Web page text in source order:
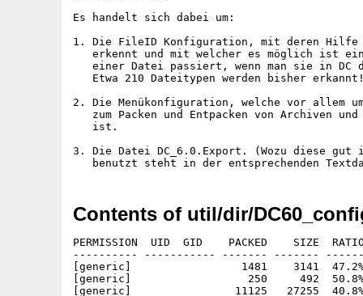
Es handelt sich dabei um:
1. Die FileID Konfiguration, mit deren Hilfe
erkennt und mit welcher es möglich ist
einer Datei passiert, wenn man sie in DC
Etwa 210 Dateitypen werden bisher
2. Die Menükonfiguration, welche vor allem
zum Packen und Entpacken von Archiven
   ist.
3. Die Datei DC_6.0.Export. (Wozu diese gut
Contents of util/dir/
PERMISSION  UID  GID    PACKED    SIZE
---------- ----------- ------- -------
[generic]                 1481    3141  47.2% -
[generic]                  250     492  50.8% -
[generic]                11125   27255  40.8% -